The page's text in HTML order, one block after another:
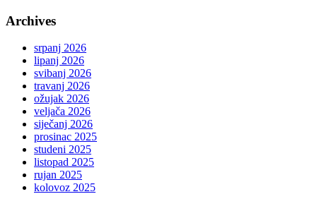
Archives
srpanj 2026
lipanj 2026
svibanj 2026
travanj 2026
ožujak 2026
veljača 2026
siječanj 2026
prosinac 2025
studeni 2025
listopad 2025
rujan 2025
kolovoz 2025